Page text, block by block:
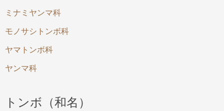
ミナミヤンマ科
モノサシトンボ科
ヤマトンボ科
ヤンマ科
トンボ（和名）